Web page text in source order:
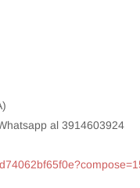
al 3914603924